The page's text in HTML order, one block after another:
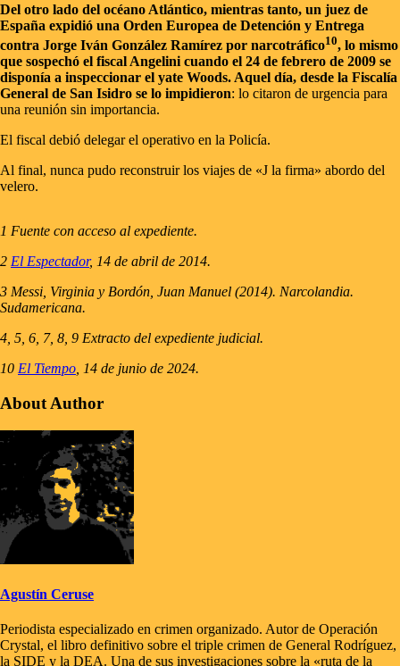
Del otro lado del océano Atlántico, mientras tanto, un juez de
España expidió una Orden Europea de Detención y Entrega
contra Jorge Iván González Ramírez por narcotráfico10, lo mismo
que sospechó el fiscal Angelini cuando el 24 de febrero de 2009 se
disponía a inspeccionar el yate Woods. Aquel día, desde la Fiscalía
General de San Isidro se lo impidieron: lo citaron de urgencia para
una reunión sin importancia.
El fiscal debió delegar el operativo en la Policía.
Al final, nunca pudo reconstruir los viajes de «J la firma» abordo del
velero.
1 Fuente con acceso al expediente.
2 El Espectador, 14 de abril de 2014.
3 Messi, Virginia y Bordón, Juan Manuel (2014). Narcolandia.
Sudamericana.
4, 5, 6, 7, 8, 9 Extracto del expediente judicial.
10 El Tiempo , 14 de junio de 2024.
About Author
Agustín Ceruse
Periodista especializado en crimen organizado. Autor de Operación
Crystal, el libro definitivo sobre el triple crimen de General Rodríguez,
la SIDE y la DEA. Una de sus investigaciones sobre la «ruta de la